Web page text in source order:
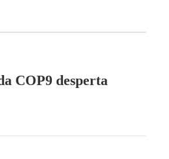
COP9 desperta